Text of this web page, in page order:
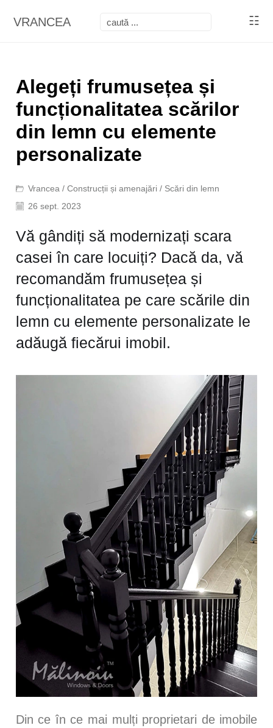
VRANCEA ☷
Alegeți frumusețea și
funcționalitatea scărilor
din lemn cu elemente
personalizate
Vrancea / Construcții și amenajări / Scări din lemn
26 sept. 2023
Vă gândiți să modernizați scara
casei în care locuiți? Dacă da, vă
recomandăm frumusețea și
funcționalitatea pe care scările din
lemn cu elemente personalizate le
adăugă fiecărui imobil.
Din ce în ce mai mulți proprietari de imobile